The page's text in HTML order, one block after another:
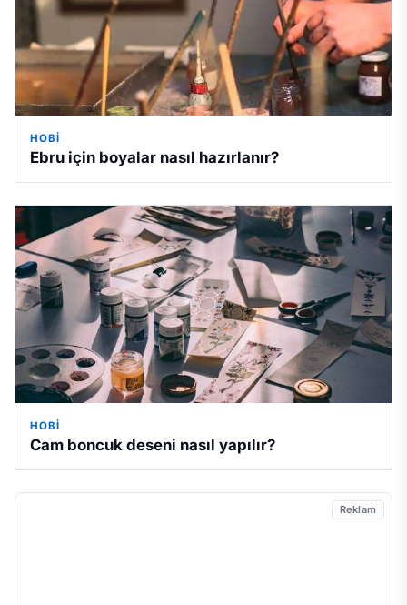
HOBI
Ebru için boyalar nasıl hazırlanır?
HOBI
Cam boncuk deseni nasıl yapılır?
Reklam